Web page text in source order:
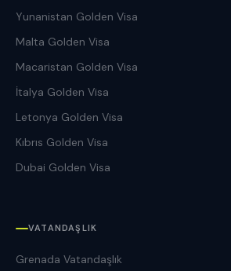
Yunanistan Golden Visa
Malta Golden Visa
Macaristan Golden Visa
İtalya Golden Visa
Letonya Golden Visa
Kıbrıs Golden Visa
Dubai Golden Visa
VATANDAŞLIK
Grenada Vatandaşlık